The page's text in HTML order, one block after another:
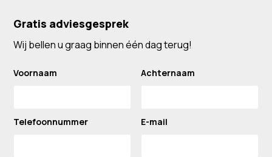
Gratis adviesgesprek
Wij bellen u graag binnen één dag terug!
Voornaam Achternaam
Telefoonnummer E-mail